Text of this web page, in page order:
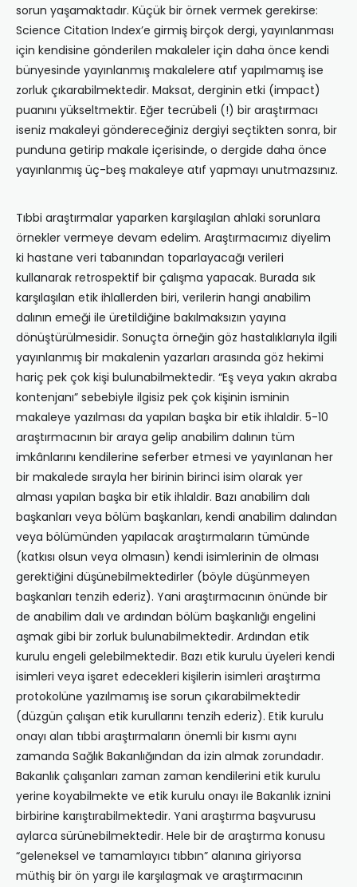
sorun yaşamaktadır. Küçük bir örnek vermek gerekirse:
Science Citation Index’e girmiş birçok dergi, yayınlanması
için kendisine gönderilen makaleler için daha önce kendi
bünyesinde yayınlanmış makalelere atıf yapılmamış ise
zorluk çıkarabilmektedir. Maksat, derginin etki (impact)
puanını yükseltmektir. Eğer tecrübeli (!) bir araştırmacı
iseniz makaleyi göndereceğiniz dergiyi seçtikten sonra, bir
punduna getirip makale içerisinde, o dergide daha önce
yayınlanmış üç-beş makaleye atıf yapmayı unutmazsınız.
Tıbbi araştırmalar yaparken karşılaşılan ahlaki sorunlara
örnekler vermeye devam edelim. Araştırmacımız diyelim
ki hastane veri tabanından toparlayacağı verileri
kullanarak retrospektif bir çalışma yapacak. Burada sık
karşılaşılan etik ihlallerden biri, verilerin hangi anabilim
dalının emeği ile üretildiğine bakılmaksızın yayına
dönüştürülmesidir. Sonuçta örneğin göz hastalıklarıyla ilgili
yayınlanmış bir makalenin yazarları arasında göz hekimi
hariç pek çok kişi bulunabilmektedir. “Eş veya yakın akraba
kontenjanı” sebebiyle ilgisiz pek çok kişinin isminin
makaleye yazılması da yapılan başka bir etik ihlaldir. 5-10
araştırmacının bir araya gelip anabilim dalının tüm
imkânlarını kendilerine seferber etmesi ve yayınlanan her
bir makalede sırayla her birinin birinci isim olarak yer
alması yapılan başka bir etik ihlaldir. Bazı anabilim dalı
başkanları veya bölüm başkanları, kendi anabilim dalından
veya bölümünden yapılacak araştırmaların tümünde
(katkısı olsun veya olmasın) kendi isimlerinin de olması
gerektiğini düşünebilmektedirler (böyle düşünmeyen
başkanları tenzih ederiz). Yani araştırmacının önünde bir
de anabilim dalı ve ardından bölüm başkanlığı engelini
aşmak gibi bir zorluk bulunabilmektedir. Ardından etik
kurulu engeli gelebilmektedir. Bazı etik kurulu üyeleri kendi
isimleri veya işaret edecekleri kişilerin isimleri araştırma
protokolüne yazılmamış ise sorun çıkarabilmektedir
(düzgün çalışan etik kurullarını tenzih ederiz). Etik kurulu
onayı alan tıbbi araştırmaların önemli bir kısmı aynı
zamanda Sağlık Bakanlığından da izin almak zorundadır.
Bakanlık çalışanları zaman zaman kendilerini etik kurulu
yerine koyabilmekte ve etik kurulu onayı ile Bakanlık iznini
birbirine karıştırabilmektedir. Yani araştırma başvurusu
aylarca sürünebilmektedir. Hele bir de araştırma konusu
“geleneksel ve tamamlayıcı tıbbın” alanına giriyorsa
müthiş bir ön yargı ile karşılaşmak ve araştırmacının